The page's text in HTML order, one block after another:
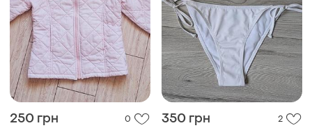
250 грн 0 350 грн
2